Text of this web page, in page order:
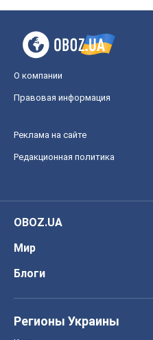
О компании
Правовая информация
Реклама на сайте
Редакционная политика
OBOZ.UA
Мир
Блоги
Регионы Украины